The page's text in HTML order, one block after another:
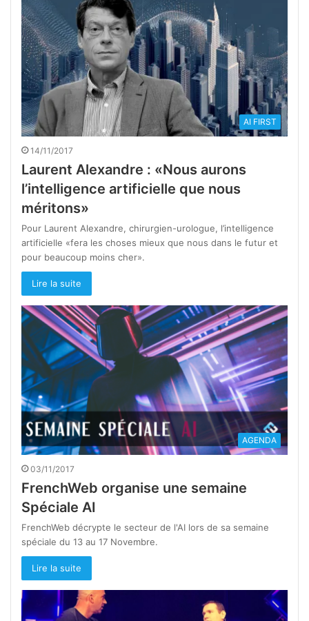
AI FIRST
14/11/2017
Laurent Alexandre : «Nous aurons
l’intelligence artificielle que nous
méritons»
Pour Laurent Alexandre, chirurgien-urologue, l’intelligence
artificielle «fera les choses mieux que nous dans le futur et
pour beaucoup moins cher».
Lire la suite
AGENDA
03/11/2017
FrenchWeb organise une semaine
Spéciale AI
FrenchWeb décrypte le secteur de l'AI lors de sa semaine
spéciale du 13 au 17 Novembre.
Lire la suite